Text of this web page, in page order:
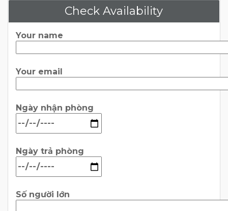
Check Availability
Your name
Your email
Ngày nhận phòng
Ngày trả phòng
Số người lớn